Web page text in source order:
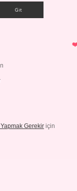
Yapmak Gerekir için